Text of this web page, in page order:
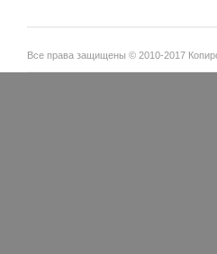
Все права защищены © 2010-2017